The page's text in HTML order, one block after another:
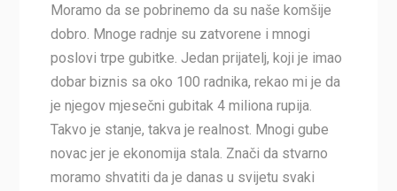
Moramo da se pobrinemo da su naše komšije
dobro. Mnoge radnje su zatvorene i mnogi
poslovi trpe gubitke. Jedan prijatelj, koji je imao
dobar biznis sa oko 100 radnika, rekao mi je da
je njegov mjesečni gubitak 4 miliona rupija.
Takvo je stanje, takva je realnost. Mnogi gube
novac jer je ekonomija stala. Znači da stvarno
moramo shvatiti da je danas u svijetu svaki